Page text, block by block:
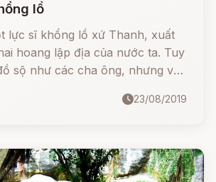
lồ
lực sĩ khổng lồ xứ Thanh, xuất
hoang lập địa của nước ta. Tuy
sộ như các cha ông, nhưng với
cổ thụ trăm năm, sức khoẻ
con dân trong vùng có cuộc
23/08/2019